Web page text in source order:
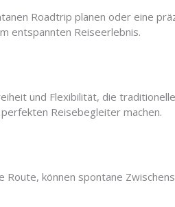
Roadtrip planen oder eine
entspannten Reiseerlebnis.
und Flexibilität, die traditionelle
Reisebegleiter machen.
können spontane